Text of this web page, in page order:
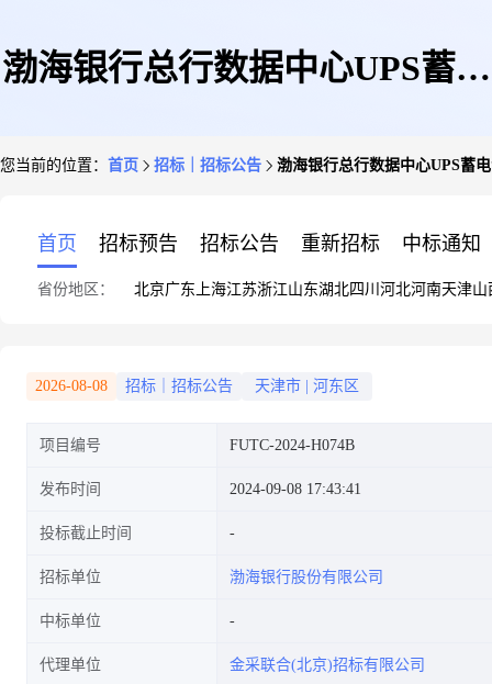
渤海银行总行数据中心UPS蓄电
您当前的位置： 首页 招标｜招标公告 渤海银行总行数据中心UPS蓄
首页 招标预告 招标公告 重新招标 中标通知
省份地区： 北京广东 上海江苏浙江山东湖北四川 河北河南天津山
2026-08-08 招标｜招标公告 天津市 河东区
项目编号 FUTC-2024-H074B
发布时间 2024-09-08 17:43:41
投标截止时间
招标单位 渤海银行股份有限公司
中标单位
代理单位 金采联合(北京)招标有限公司